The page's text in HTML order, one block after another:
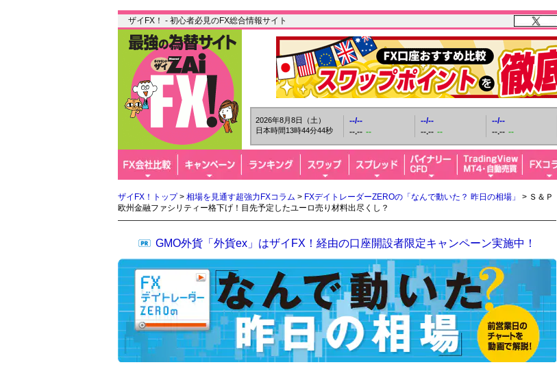
ザイFX！ - 初心者必見のFX総合情報サイト
2026年8月8日（土）
日本時間13時44分45秒
--/--
--.-- --
--/--
--.-- --
--/--
--.-- --
ザイFX！トップ> 相場を見通す超強力FXコラム > FXデイトレーダーZEROの「なんで動いた？ 昨日の相場」
> Ｓ＆Ｐ
欧州金融ファシリティー格下げ！目先予定したユーロ売り材料出尽くし？
GMO外貨「外貨ex」はザイFX！経由の口座開設者限定キャンペーン実施中！